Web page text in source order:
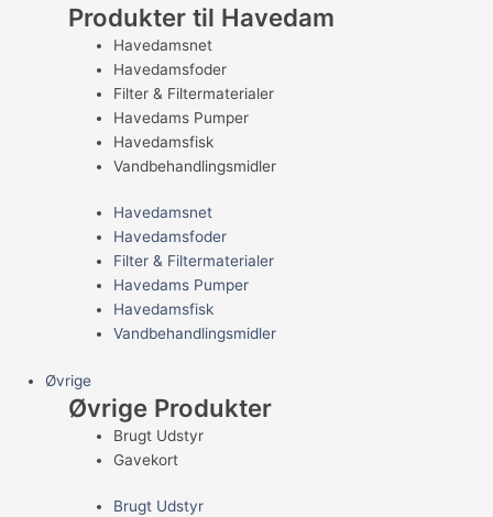
Produkter til Havedam
Havedamsnet
Havedamsfoder
Filter & Filtermaterialer
Havedams Pumper
Havedamsfisk
Vandbehandlingsmidler
Havedamsnet
Havedamsfoder
Filter & Filtermaterialer
Havedams Pumper
Havedamsfisk
Vandbehandlingsmidler
Øvrige
Øvrige Produkter
Brugt Udstyr
Gavekort
Brugt Udstyr